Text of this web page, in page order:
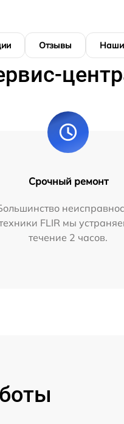
Отзывы Наши
Срочный ремонт
FLIR мы
течение 2 часов.